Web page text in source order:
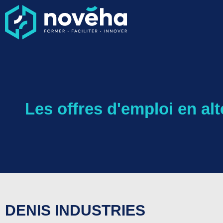
Les offres d'emploi en
DENIS INDUSTRIES